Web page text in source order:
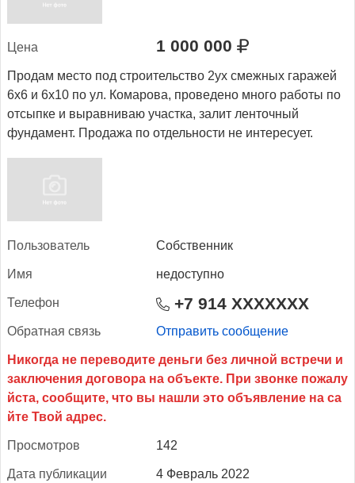
Це­на 1 000 000
Продам место под строительство 2ух смежных гаражей
6х6 и 6х10 по ул. Комарова, проведено много работы по
отсыпке и выравниваю участка, залит ленточный
фундамент. Продажа по отдельности не интересует.
Поль­зо­ватель Собственник
Имя недоступно
Те­лефон +7 914 XXXXXXX
Об­ратная связь Отправить сообщение
Прос­мотров 142
Да­та пуб­ли­кации 4 Февраль 2022